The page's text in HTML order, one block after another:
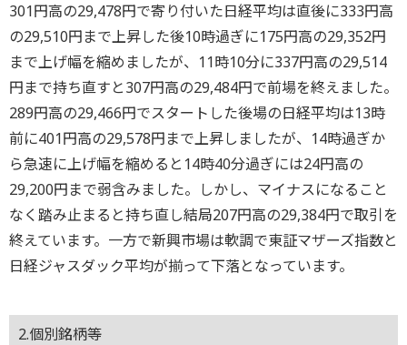
301円高の29,478円で寄り付いた日経平均は直後に333円高
の29,510円まで上昇した後10時過ぎに175円高の29,352円
まで上げ幅を縮めましたが、11時10分に337円高の29,514
円まで持ち直すと307円高の29,484円で前場を終えました。
289円高の29,466円でスタートした後場の日経平均は13時
前に401円高の29,578円まで上昇しましたが、14時過ぎか
ら急速に上げ幅を縮めると14時40分過ぎには24円高の
29,200円まで弱含みました。しかし、マイナスになること
なく踏み止まると持ち直し結局207円高の29,384円で取引を
終えています。一方で新興市場は軟調で東証マザーズ指数と
日経ジャスダック平均が揃って下落となっています。
2.個別銘柄等